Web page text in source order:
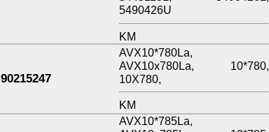
5490426U
KM
90215247
AVX10*780La,
AVX10x780La, 10*780,
10X780,
KM
AVX10*785La,